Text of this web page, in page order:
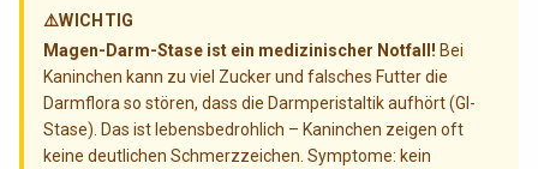
⚠️WICHTIG
Magen-Darm-Stase ist ein medizinischer Notfall! Bei
Kaninchen kann zu viel Zucker und falsches Futter die
Darmflora so stören, dass die Darmperistaltik aufhört (GI-
Stase). Das ist lebensbedrohlich – Kaninchen zeigen oft
keine deutlichen Schmerzzeichen. Symptome: kein